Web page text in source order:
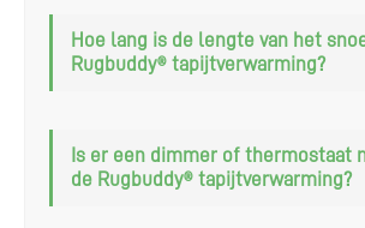
Hoe lang is de lengte van het
Rugbuddy® tapijtverwarming?
Is er een dimmer of thermostaat
de Rugbuddy® tapijtverwarming?